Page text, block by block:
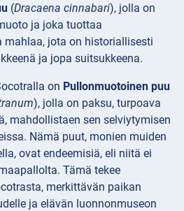
(Dracaena cinnabari), jolla on
ja joka tuottaa
jota on historiallisesti
ja jopa suitsukkeena.
on Pullonmuotoinen puu
), jolla on paksu, turpoava
mahdollistaen sen selviytymisen
Nämä puut, monien muiden
ovat endeemisiä, eli niitä ei
Tämä tekee
merkittävän paikan
ja elävän luonnonmuseon